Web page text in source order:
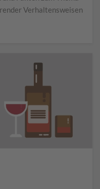
Verhaltensweisen